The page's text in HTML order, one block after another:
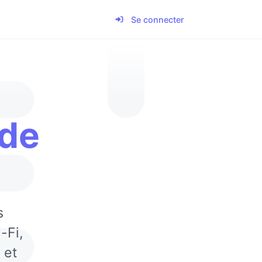
Se connecter
Fi,
et